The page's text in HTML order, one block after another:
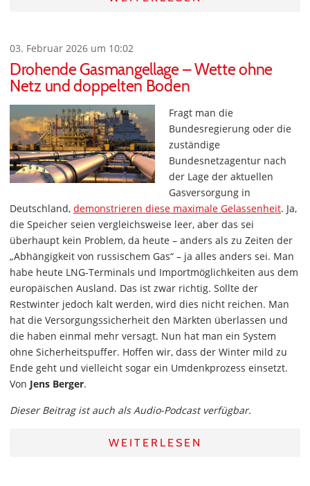
03. Februar 2026 um 10:02
Drohende Gasmangellage – Wette ohne
Netz und doppelten Boden
Fragt man die
Bundesregierung oder die
zuständige
Bundesnetzagentur nach
der Lage der aktuellen
Gasversorgung in
Deutschland, demonstrieren diese maximale Gelassenheit. Ja,
die Speicher seien vergleichsweise leer, aber das sei
überhaupt kein Problem, da heute – anders als zu Zeiten der
„Abhängigkeit von russischem Gas“ – ja alles anders sei. Man
habe heute LNG-Terminals und Importmöglichkeiten aus dem
europäischen Ausland. Das ist zwar richtig. Sollte der
Restwinter jedoch kalt werden, wird dies nicht reichen. Man
hat die Versorgungssicherheit den Märkten überlassen und
die haben einmal mehr versagt. Nun hat man ein System
ohne Sicherheitspuffer. Hoffen wir, dass der Winter mild zu
Ende geht und vielleicht sogar ein Umdenkprozess einsetzt.
Von Jens Berger.
Dieser Beitrag ist auch als Audio-Podcast verfügbar.
WEITERLESEN